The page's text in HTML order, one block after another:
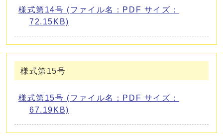
様式第14号 (ファイル名：PDF サイズ：
72.15KB)
様式第15号
様式第15号 (ファイル名：PDF サイズ：
67.19KB)